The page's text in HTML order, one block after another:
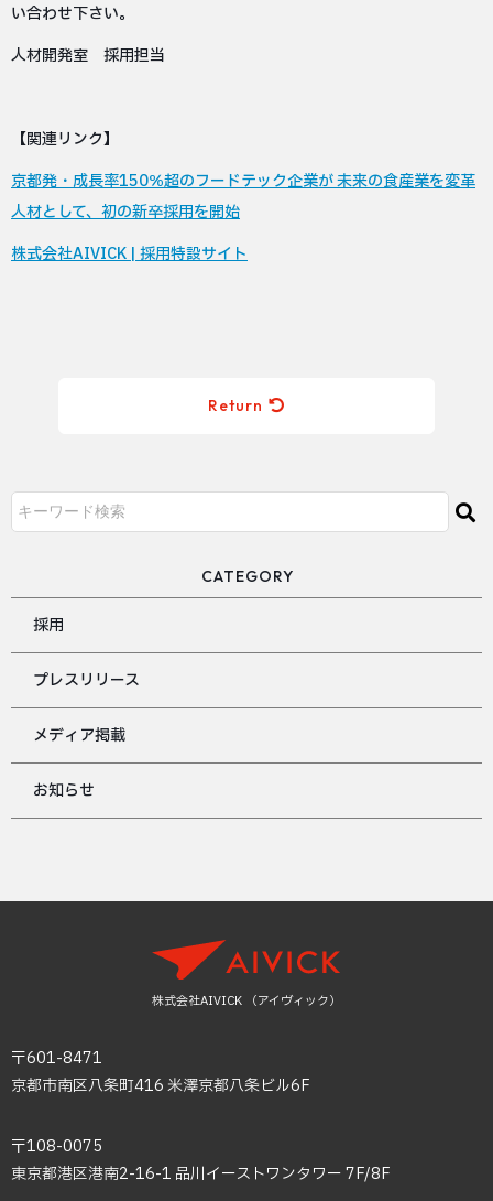
い合わせ下さい。
人材開発室 採用担当
【関連リンク】
京都発・成長率150％超のフードテック企業が 未来の食産業を変革
人材として、初の新卒採用を開始
株式会社AIVICK | 採用特設サイト
Return
CATEGORY
採用
プレスリリース
メディア掲載
お知らせ
株式会社AIVICK （アイヴィック）
〒601-8471
京都市南区八条町416 米澤京都八条ビル6F
〒108-0075
東京都港区港南2-16-1 品川イーストワンタワー 7F/8F